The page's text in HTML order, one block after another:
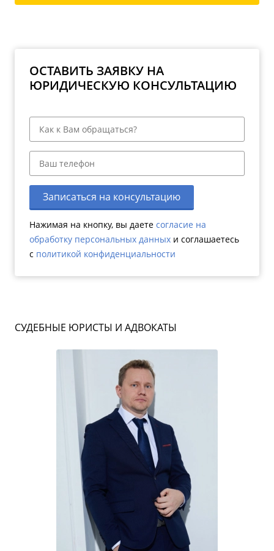
ОСТАВИТЬ ЗАЯВКУ НА
ЮРИДИЧЕСКУЮ КОНСУЛЬТАЦИЮ
Записаться на консультацию
Нажимая на кнопку, вы даете согласие на
обработку персональных данных и соглашаетесь
c политикой конфиденциальности
СУДЕБНЫЕ ЮРИСТЫ И АДВОКАТЫ